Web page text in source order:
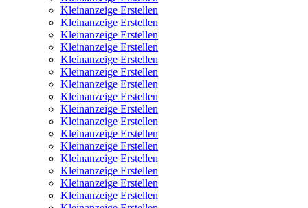
Kleinanzeige Erstellen
Kleinanzeige Erstellen
Kleinanzeige Erstellen
Kleinanzeige Erstellen
Kleinanzeige Erstellen
Kleinanzeige Erstellen
Kleinanzeige Erstellen
Kleinanzeige Erstellen
Kleinanzeige Erstellen
Kleinanzeige Erstellen
Kleinanzeige Erstellen
Kleinanzeige Erstellen
Kleinanzeige Erstellen
Kleinanzeige Erstellen
Kleinanzeige Erstellen
Kleinanzeige Erstellen